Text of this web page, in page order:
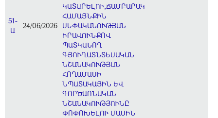
51-
Ա
24/06/2026
ԿԱՏԱՐԵԼՈՒ,ՃԱՄԲԱՐԱԿ
ՀԱՄԱՅՆՔԻՆ
ՍԵՓԱԿԱՆՈՒԹՅԱՆ
ԻՐԱՎՈՒՆՔՈՎ
ՊԱՏԿԱՆՈՂ
ԳՅՈՒՂԱՏՆՏԵՍԱԿԱՆ
ՆՇԱՆԱԿՈՒԹՅԱՆ
ՀՈՂԱՄԱՍԻ
ՆՊԱՏԱԿԱՅԻՆ ԵՎ
ԳՈՐԾԱՌՆԱԿԱՆ
ՆՇԱՆԱԿՈՒԹՅՈՒՆԸ
ՓՈՓՈԽԵԼՈՒ ՄԱՍԻՆ